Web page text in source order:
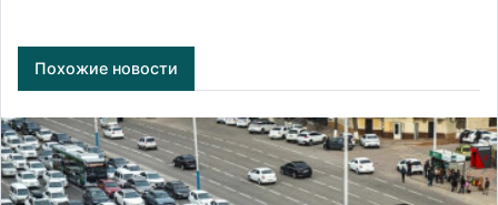
Похожие новости